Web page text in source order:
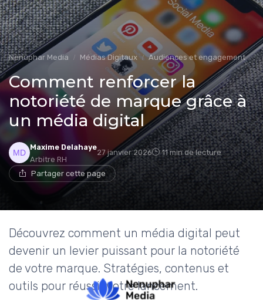
Nenuphar Media Médias Digitaux Audiences et engagement
Comment renforcer la
notoriété de marque grâce à
un média digital
Maxime Delahaye
Arbitre RH
27 janvier 2026 11 min de lecture
Partager cette page
Découvrez comment un média digital peut
devenir un levier puissant pour la notoriété
de votre marque. Stratégies, contenus et
outils pour réussir votre lancement.